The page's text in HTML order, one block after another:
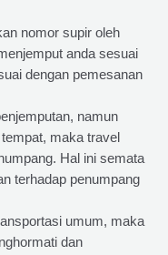
nomor supir oleh
anda sesuai
dengan pemesanan
namun
maka travel
Hal ini semata
terhadap penumpang
umum, maka
dan